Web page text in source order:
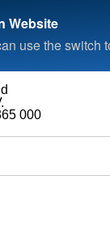
Website
use the switch
000